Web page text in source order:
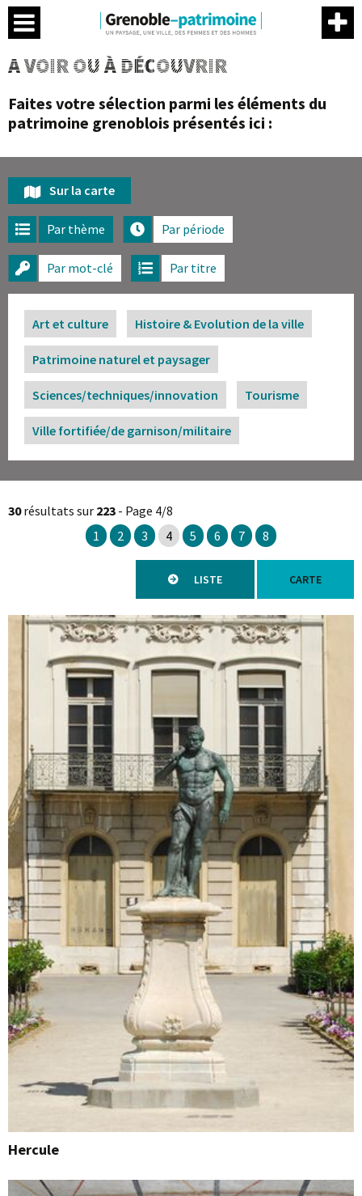
Menu
A VOIR OU À DÉCOUVRIR
Faites votre sélection parmi les éléments du
patrimoine grenoblois présentés ici :
Sur la carte
Par thème Par période
Par mot-clé Par titre
Art et culture Histoire & Evolution de la ville
Patrimoine naturel et paysager
Sciences/techniques/innovation Tourisme
Ville fortifiée/de garnison/militaire
30résultats sur 223 - Page 4/8
1
2 3 4 5 6 7 8
LISTE CARTE
Hercule